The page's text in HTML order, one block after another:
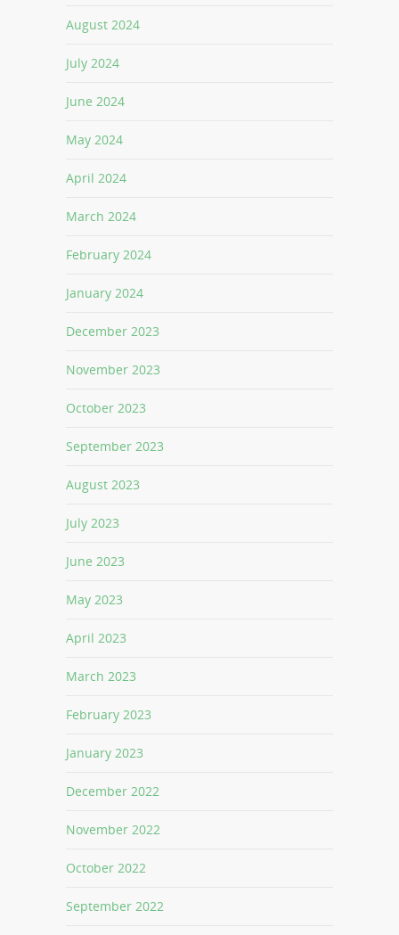
August 2024
July 2024
June 2024
May 2024
April 2024
March 2024
February 2024
January 2024
December 2023
November 2023
October 2023
September 2023
August 2023
July 2023
June 2023
May 2023
April 2023
March 2023
February 2023
January 2023
December 2022
November 2022
October 2022
September 2022